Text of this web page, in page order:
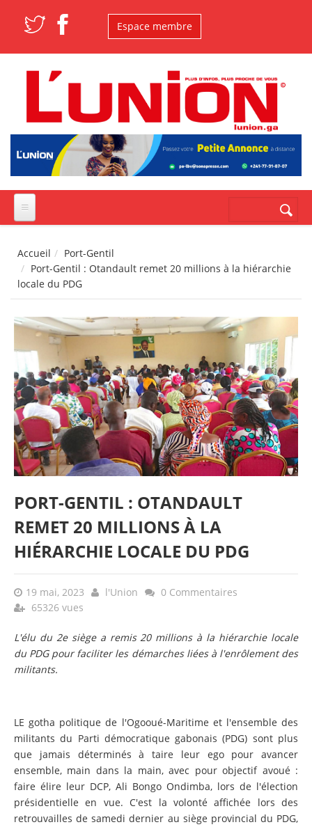
Espace membre
Formulaire de
recherche
Rechercher
Accueil
Port-Gentil
Port-Gentil : Otandault remet 20 millions à la hiérarchie
locale du PDG
PORT-GENTIL : OTANDAULT
REMET 20 MILLIONS À LA
HIÉRARCHIE LOCALE DU PDG
19 mai, 2023 l'Union
0 Commentaires
65326 vues
L'élu du 2e siège a remis 20 millions à la hiérarchie locale
du PDG pour faciliter les démarches liées à l'enrôlement des
militants.
LE gotha politique de l'Ogooué-Maritime et l'ensemble des
militants du Parti démocratique gabonais (PDG) sont plus
que jamais déterminés à taire leur ego pour avancer
ensemble, main dans la main, avec pour objectif avoué :
faire élire leur DCP, Ali Bongo Ondimba, lors de l'élection
présidentielle en vue. C'est la volonté affichée lors des
retrouvailles de samedi dernier au siège provincial du PDG,